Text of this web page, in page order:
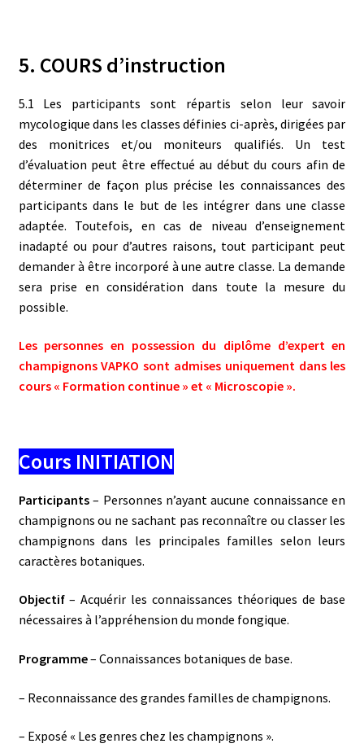
5. COURS d’instruction
5.1 Les participants sont répartis selon leur savoir
mycologique dans les classes définies ci-après, dirigées par
des monitrices et/ou moniteurs qualifiés. Un test
d’évaluation peut être effectué au début du cours afin de
déterminer de façon plus précise les connaissances des
participants dans le but de les intégrer dans une classe
adaptée. Toutefois, en cas de niveau d’enseignement
inadapté ou pour d’autres raisons, tout participant peut
demander à être incorporé à une autre classe. La demande
sera prise en considération dans toute la mesure du
possible.
Les personnes en possession du diplôme d’expert en
champignons VAPKO sont admises uniquement dans les
cours « Formation continue » et « Microscopie ».
Cours INITIATION
Participants– Personnes n’ayant aucune connaissance en
champignons ou ne sachant pas reconnaître ou classer les
champignons dans les principales familles selon leurs
caractères botaniques.
Objectif– Acquérir les connaissances théoriques de base
nécessaires à l’appréhension du monde fongique.
Programme– Connaissances botaniques de base.
– Reconnaissance des grandes familles de champignons.
– Exposé « Les genres chez les champignons ».